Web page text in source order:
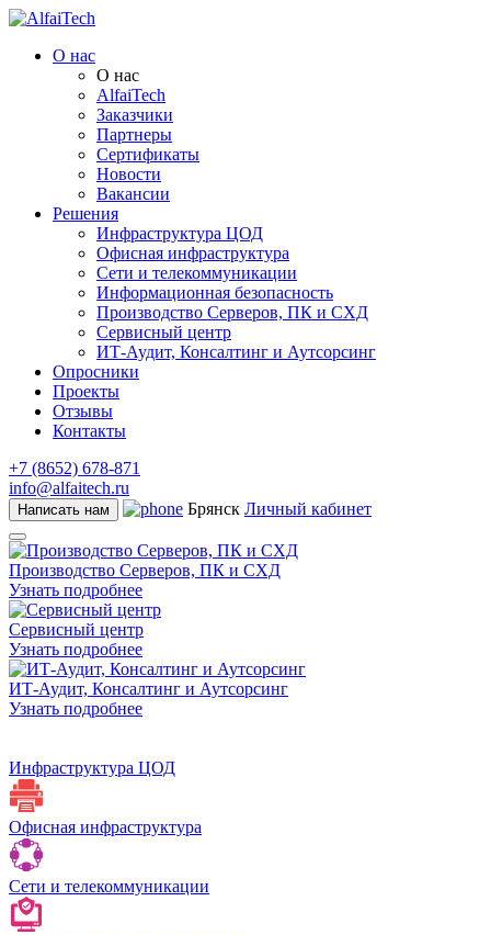
О нас
О нас
AlfaiTech
Заказчики
Партнеры
Сертификаты
Новости
Вакансии
Решения
Инфраструктура ЦОД
Офисная инфраструктура
Сети и телекоммуникации
Информационная безопасность
Производство Серверов, ПК и СХД
Сервисный центр
ИТ-Аудит, Консалтинг и Аутсорсинг
Опросники
Проекты
Отзывы
Контакты
+7 (8652) 678-871
info@alfaitech.ru
Написать нам Брянск Личный кабинет
Производство Серверов, ПК и СХД
Узнать подробнее
Сервисный центр
Узнать подробнее
ИТ-Аудит, Консалтинг и Аутсорсинг
Узнать подробнее
Инфраструктура ЦОД
Офисная инфраструктура
Сети и телекоммуникации